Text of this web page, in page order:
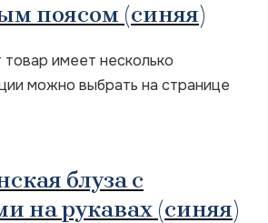
поясом (синяя)
товар имеет несколько
можно выбрать на странице
блуза с
на рукавах (синяя)